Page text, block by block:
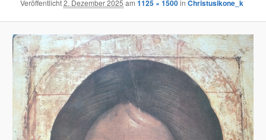
Veröffentlicht2. Dezember 2025 am1125 × 1500inChristusikone_k